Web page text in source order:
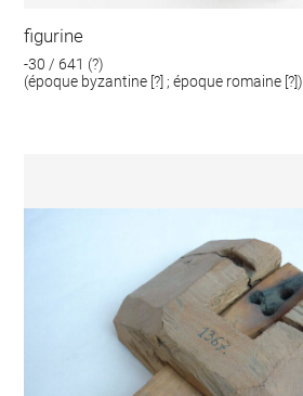
figurine
-30 / 641 (?)
(époque byzantine [?] ; époque romaine [?])